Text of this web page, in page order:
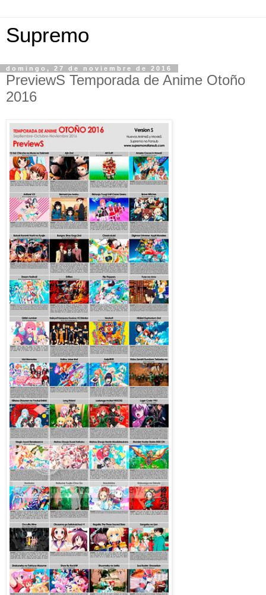
Supremo
domingo, 27 de noviembre de 2016
PreviewS Temporada de Anime Otoño
2016